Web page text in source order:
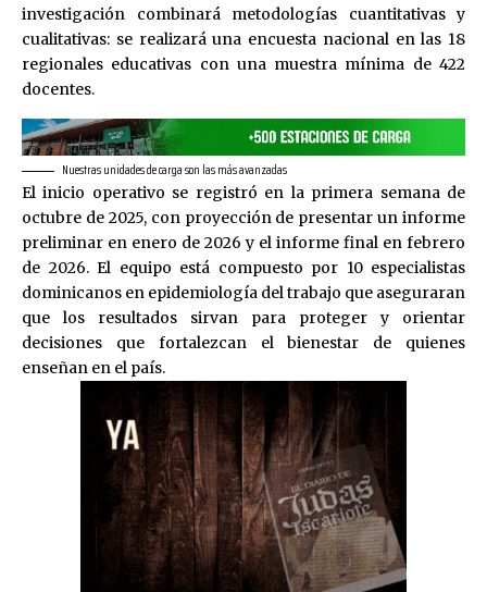
investigación combinará metodologías cuantitativas y
cualitativas: se realizará una encuesta nacional en las 18
regionales educativas con una muestra mínima de 422
docentes.
Nuestras unidades de carga son las más avanzadas
El inicio operativo se registró en la primera semana de
octubre de 2025, con proyección de presentar un informe
preliminar en enero de 2026 y el informe final en febrero
de 2026. El equipo está compuesto por 10 especialistas
dominicanos en epidemiología del trabajo que aseguraran
que los resultados sirvan para proteger y orientar
decisiones que fortalezcan el bienestar de quienes
enseñan en el país.